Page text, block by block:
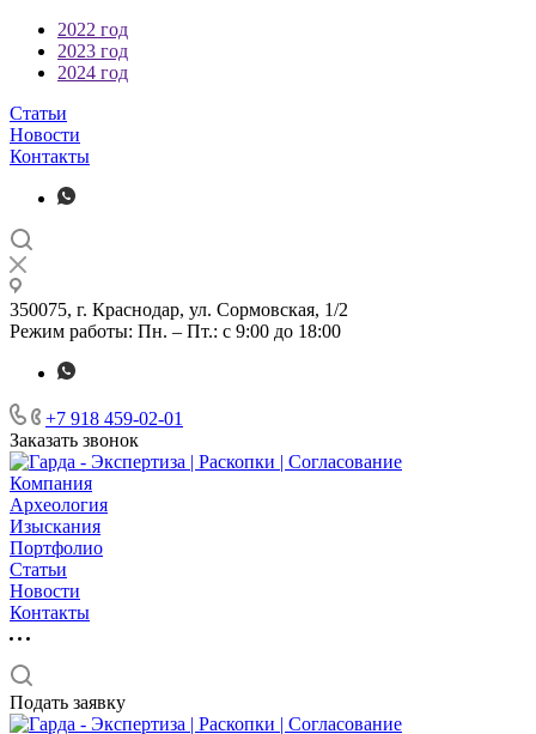
2022 год
2023 год
2024 год
Статьи
Новости
Контакты
350075, г. Краснодар, ул. Сормовская, 1/2
Режим работы: Пн. – Пт.: с 9:00 до 18:00
+7 918 459-02-01
Заказать звонок
Компания
Археология
Изыскания
Портфолио
Статьи
Новости
Контакты
Подать заявку